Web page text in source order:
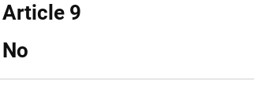
Article 9
No